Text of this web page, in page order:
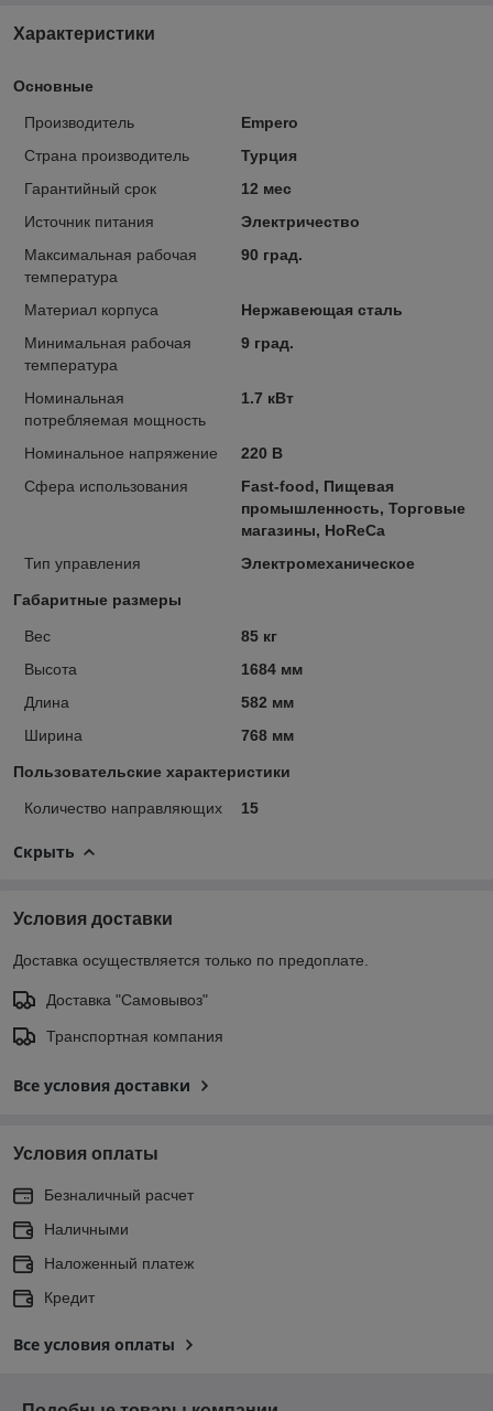
Характеристики
Основные
Производитель
Empero
Страна производитель
Турция
Гарантийный срок
12 мес
Источник питания
Электричество
Максимальная рабочая
температура
90 град.
Материал корпуса
Нержавеющая сталь
Минимальная рабочая
температура
9 град.
Номинальная
потребляемая мощность
1.7 кВт
Номинальное напряжение
220 В
Сфера использования
Fast-food, Пищевая
промышленность, Торговые
магазины, HoReCa
Тип управления
Электромеханическое
Габаритные размеры
Вес
85 кг
Высота
1684 мм
Длина
582 мм
Ширина
768 мм
Пользовательские характеристики
Количество направляющих 15
Скрыть
Условия доставки
Доставка осуществляется только по предоплате.
Доставка "Самовывоз"
Транспортная компания
Все условия доставки
Условия оплаты
Безналичный расчет
Наличными
Наложенный платеж
Кредит
Все условия оплаты